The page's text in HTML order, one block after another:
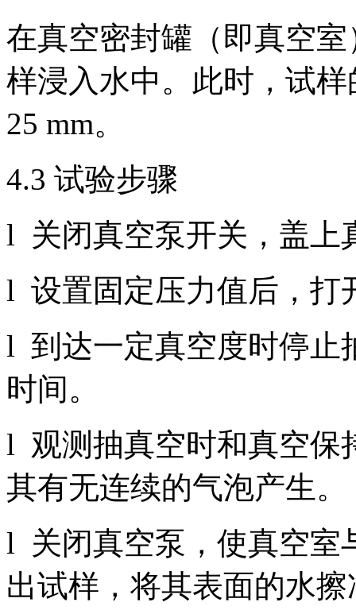
在真空密封罐（即真空
样浸入水中。此时，试
25 mm。
4.3 试验步骤
l 关闭真空泵开关，盖上
l 设置固定压力值后，打
l 到达一定真空度时停止
时间。
l 观测抽真空时和真空保
其有无连续的气泡产生。
l 关闭真空泵，使真空室
出试样，将其表面的水